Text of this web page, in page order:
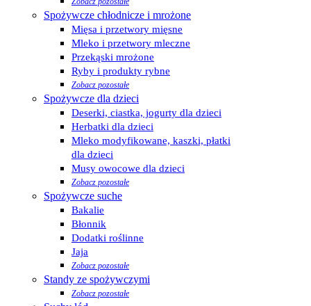
Spożywcze chłodnicze i mrożone
Mięsa i przetwory mięsne
Mleko i przetwory mleczne
Przekąski mrożone
Ryby i produkty rybne
Zobacz pozostałe
Spożywcze dla dzieci
Deserki, ciastka, jogurty dla dzieci
Herbatki dla dzieci
Mleko modyfikowane, kaszki, płatki
dla dzieci
Musy owocowe dla dzieci
Zobacz pozostałe
Spożywcze suche
Bakalie
Błonnik
Dodatki roślinne
Jaja
Zobacz pozostałe
Standy ze spożywczymi
Zobacz pozostałe